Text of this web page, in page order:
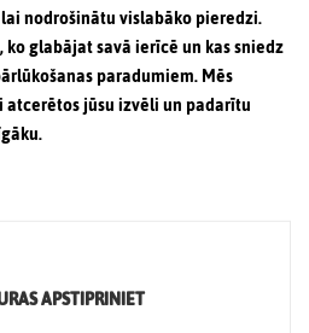
„Labākais
2021” zīmols “Gutta” ir
dzērienu
1l un 2l sulām.
iepakojums Latvijā
Iepakojuma asociācija kopš
nodrošinātu vislabāko pieredzi.
glabājat savā ierīcē un kas sniedz
paradumiem. Mēs
jūsu izvēli un padarītu
APSTIPRINIET